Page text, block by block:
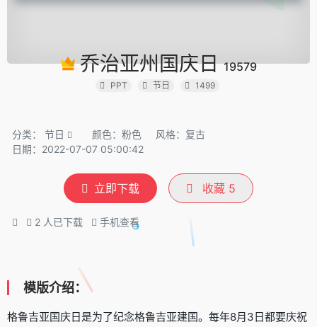
乔治亚州国庆日19579
PPT 节日 1499
分类： 节日 颜色：粉色
风格：复古
日期：2022-07-07 05:00:42
立即下载 收藏 5
2 人已下载 手机查看
模版介绍：
格鲁吉亚国庆日是为了纪念格鲁吉亚建国。每年8月3日都要庆祝